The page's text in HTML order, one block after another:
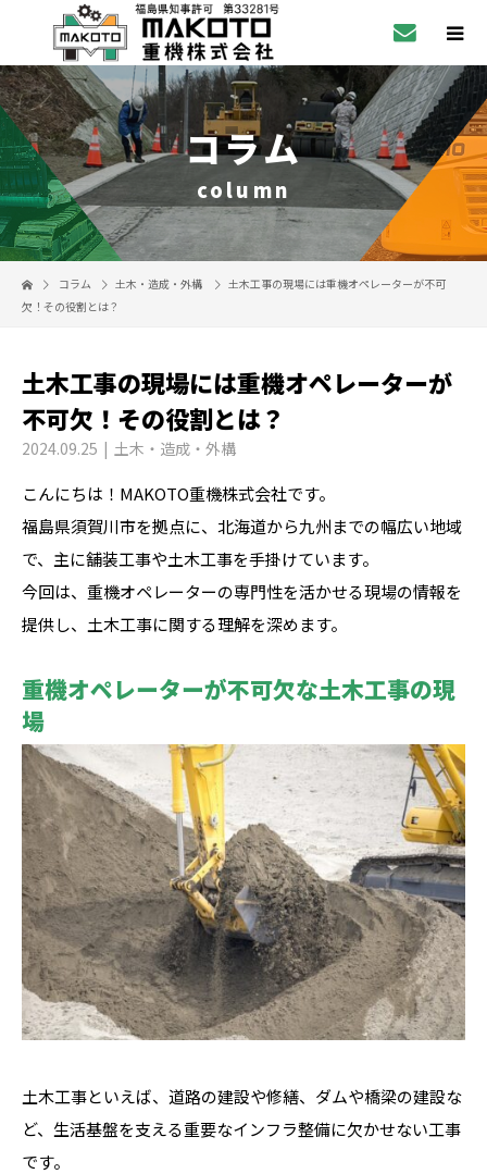
コラム
column
コラム 土木・造成・外構
土木工事の現場には重機オペレーターが不可
欠！その役割とは？
土木工事の現場には重機オペレーターが
不可欠！その役割とは？
2024.09.25 土木・造成・外構
こんにちは！MAKOTO重機株式会社です。
福島県須賀川市を拠点に、北海道から九州までの幅広い地域
で、主に舗装工事や土木工事を手掛けています。
今回は、重機オペレーターの専門性を活かせる現場の情報を
提供し、土木工事に関する理解を深めます。
重機オペレーターが不可欠な土木工事の現
場
土木工事といえば、道路の建設や修繕、ダムや橋梁の建設な
ど、生活基盤を支える重要なインフラ整備に欠かせない工事
です。